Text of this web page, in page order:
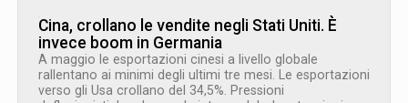
Cina, crollano le vendite negli Stati Uniti. È
invece boom in Germania
A maggio le esportazioni cinesi a livello globale
rallentano ai minimi degli ultimi tre mesi. Le esportazioni
verso gli Usa crollano del 34,5%. Pressioni